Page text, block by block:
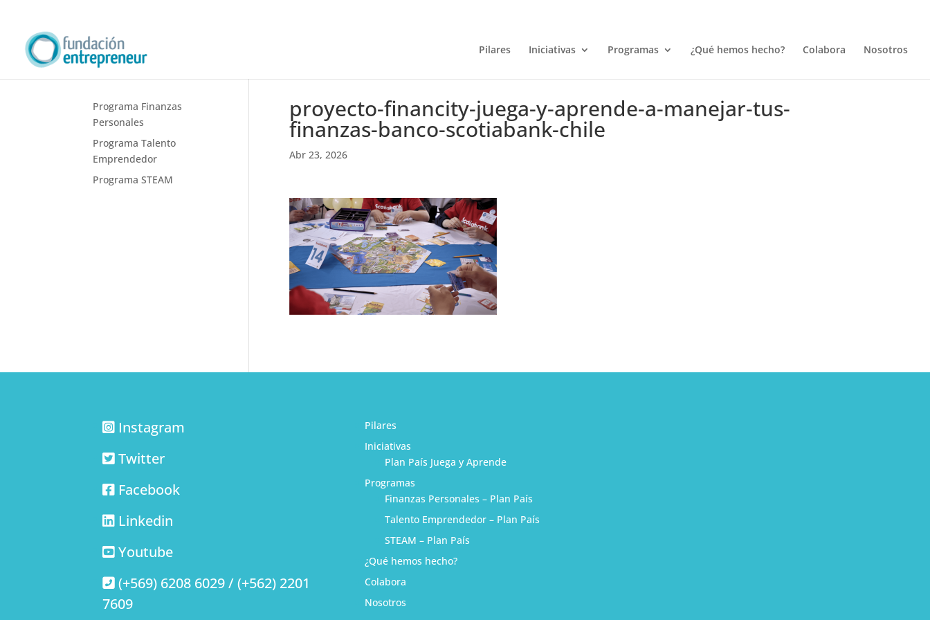
Pilares Iniciativas Programas ¿Qué hemos hecho? Colabora Nosotros
proyecto-financity-juega-y-aprende-a-manejar-tus-
finanzas-banco-scotiabank-chile
Abr 23, 2026
Programa Finanzas
Personales
Programa Talento
Emprendedor
Programa STEAM
Instagram
Twitter
Facebook
Linkedin
Youtube
(+569) 6208 6029 / (+562) 2201
7609
Pilares
Iniciativas
Plan País Juega y Aprende
Programas
Finanzas Personales – Plan País
Talento Emprendedor – Plan País
STEAM – Plan País
¿Qué hemos hecho?
Colabora
Nosotros